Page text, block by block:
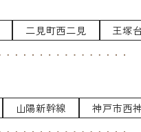
二見町西二見 王塚
山陽新幹線 神戸市西